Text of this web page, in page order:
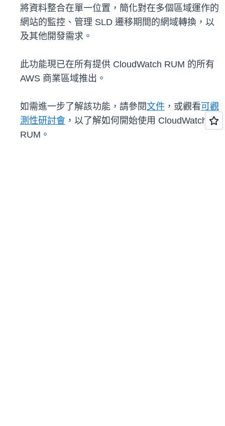
將資料整合在單一位置，簡化對在多個區域運作的
網站的監控、管理 SLD 遷移期間的網域轉換，以
及其他開發需求。
此功能現已在所有提供 CloudWatch RUM 的所有
AWS 商業區域推出。
如需進一步了解該功能，請參閱文件 ，或觀看可觀
測性研討會 ，以了解如何開始使用 CloudWatch
RUM。